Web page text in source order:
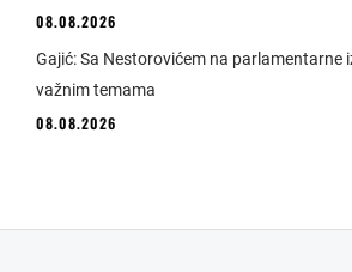
08.08.2026
Gajić: Sa Nestorovićem na parlamentarne
važnim temama
08.08.2026